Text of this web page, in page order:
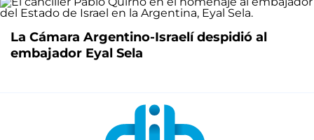
La Cámara Argentino-Israelí despidió al
embajador Eyal Sela